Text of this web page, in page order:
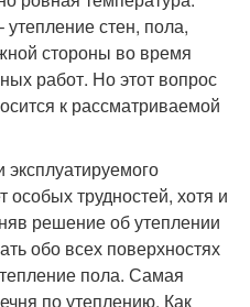
стен, пола,
стороны во время
работ. Но этот вопрос
к рассматриваемой
трудностей, хотя и
решение об утеплении
обо всех поверхностях
пола. Самая
по утеплению. Как